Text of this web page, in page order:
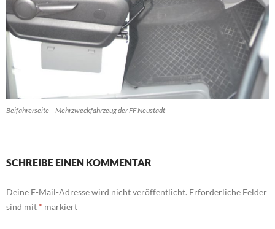
Beifahrerseite – Mehrzweckfahrzeug der FF Neustadt
SCHREIBE EINEN KOMMENTAR
Deine E-Mail-Adresse wird nicht veröffentlicht. Erforderliche Felder
sind mit * markiert